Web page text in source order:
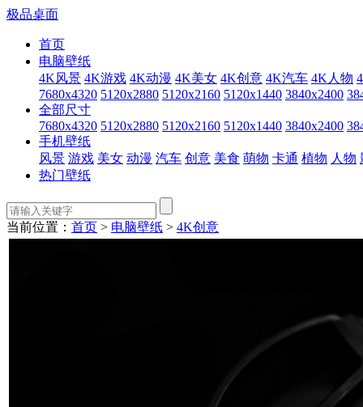
极品桌面
首页
电脑壁纸
4K风景 4K游戏 4K动漫 4K美女 4K创意 4K汽车 4K人物
7680x4320 5120x2880 5120x2160 5120x1440 3840x2400
全部尺寸
7680x4320 5120x2880 5120x2160 5120x1440 3840x2400
手机壁纸
风景 游戏 美女 动漫 汽车 创意 美食 萌物 卡通 植物 人物
热门壁纸
当前位置： 首页 > 电脑壁纸 > 4K创意